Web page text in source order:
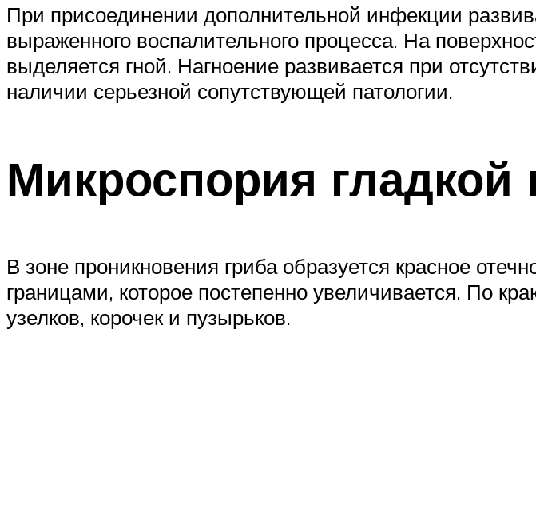
При присоединении дополнительной инфекции
выраженного воспалительного процесса. На
выделяется гной. Нагноение развивается при
наличии серьезной сопутствующей патологии.
Микроспория гладкой
В зоне проникновения гриба образуется красное
границами, которое постепенно увеличивается. По
узелков, корочек и пузырьков.